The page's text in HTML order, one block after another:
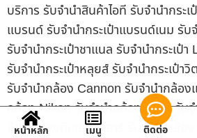
บริการ รับจำนำสินค้าไอที รับจำนำกระเ
แบรนด์ รับจำนำกระเป๋าแบรนด์เนม รับ
รับจำนำกระเป๋าชาแนล รับจำนำกระเป๋
รับจำนำกระเป๋าหลุยส์ รับจำนำกระเป๋า
รับจำนำกล้อง Cannon รับจำนำกล้อ
กล้อง Nikon รับจำนำกล้องนิคอน รับ
จำนำกล้องดีเอสแอลอาร์ รับจำนำกล้
หน้าหลัก เมนู ติดต่อ